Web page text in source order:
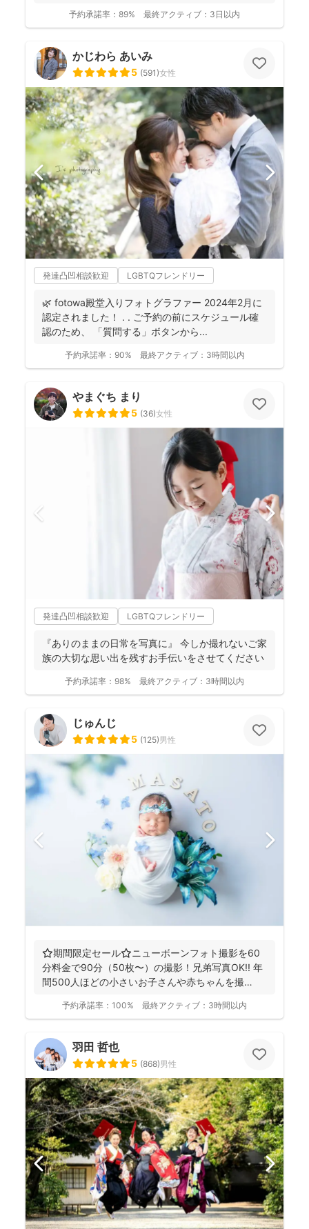
予約承諾率： 89% 最終アクティブ： 3日以内
かじわら あいみ
5 (591)女性
発達凸凹相談歓迎 LGBTQフレンドリー
🌿 fotowa殿堂入りフォトグラファー 2024年2月に
認定されました！ . . ご予約の前にスケジュール確
認のため、 「質問する」ボタンから...
予約承諾率： 90% 最終アクティブ： 3時間以内
やまぐち まり
5 (36)女性
発達凸凹相談歓迎 LGBTQフレンドリー
『ありのままの日常を写真に』 今しか撮れないご家
族の大切な思い出を残すお手伝いをさせてください
予約承諾率： 98% 最終アクティブ： 3時間以内
じゅんじ
5 (125)男性
⭐️期間限定セール⭐️ニューボーンフォト撮影を60
分料金で90分（50枚〜）の撮影！兄弟写真OK!! 年
間500人ほどの小さいお子さんや赤ちゃんを撮
予約承諾率： 100% 最終アクティブ： 3時間以内
羽田 哲也
5 (868)男性